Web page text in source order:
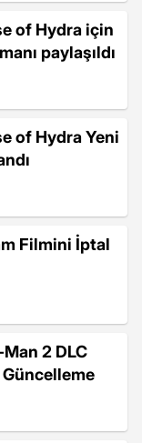
of Hydra için
paylaşıldı
of Hydra Yeni
Filmini İptal
2 DLC
Güncelleme